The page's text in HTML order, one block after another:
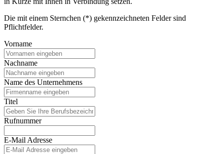
Die mit einem Sternchen (*) gekennzeichneten Felder sind
Pflichtfelder.
Vorname
Nachname
Name des Unternehmens
Titel
Rufnummer
E-Mail Adresse